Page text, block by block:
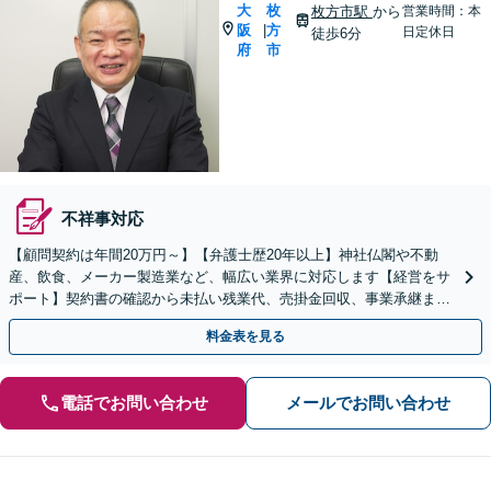
大
阪
府
|
枚
方
市
枚方市駅 から
徒歩6分
営業時間：本
日定休日
不祥事対応
【顧問契約は年間20万円～】【弁護士歴20年以上】神社仏閣や不動
産、飲食、メーカー製造業など、幅広い業界に対応します【経営をサ
ポート】契約書の確認から未払い残業代、売掛金回収、事業承継まで
お任せください【初回面談無料】【枚方市駅6分】
料金表を見る
電話でお問い合わせ メールでお問い合わせ